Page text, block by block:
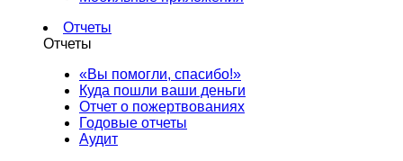
Отчеты
Отчеты
«Вы помогли, спасибо!»
Куда пошли ваши деньги
Отчет о пожертвованиях
Годовые отчеты
Аудит